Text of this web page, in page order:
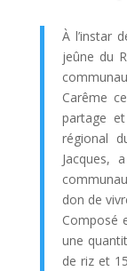
À l’instar
jeûne du
Carême
partage
régional
Jacques,
don de
Composé
une
de riz et